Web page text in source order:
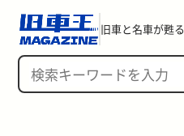
旧車と名車が甦